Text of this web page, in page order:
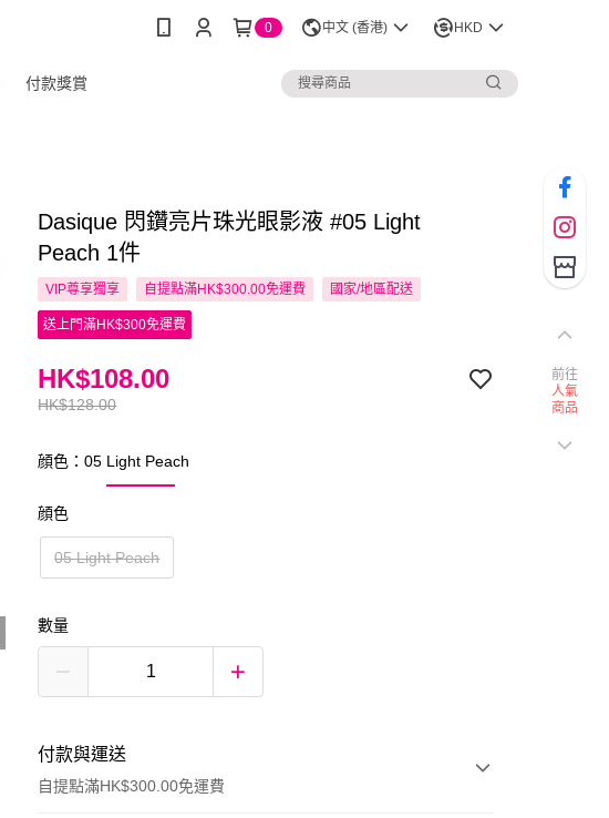
0 中文 (香港) HKD
付款獎賞
Dasique 閃鑽亮片珠光眼影液 #05 Light
Peach 1件
VIP尊享獨享 自提點滿HK$300.00免運費 國家/地區配送
送上門滿HK$300免運費
HK$128.00
HK$108.00
顔色：05 Light Peach
顔色
05 Light Peach
數量
付款與運送
自提點滿HK$300.00免運費
前往
人氣
商品